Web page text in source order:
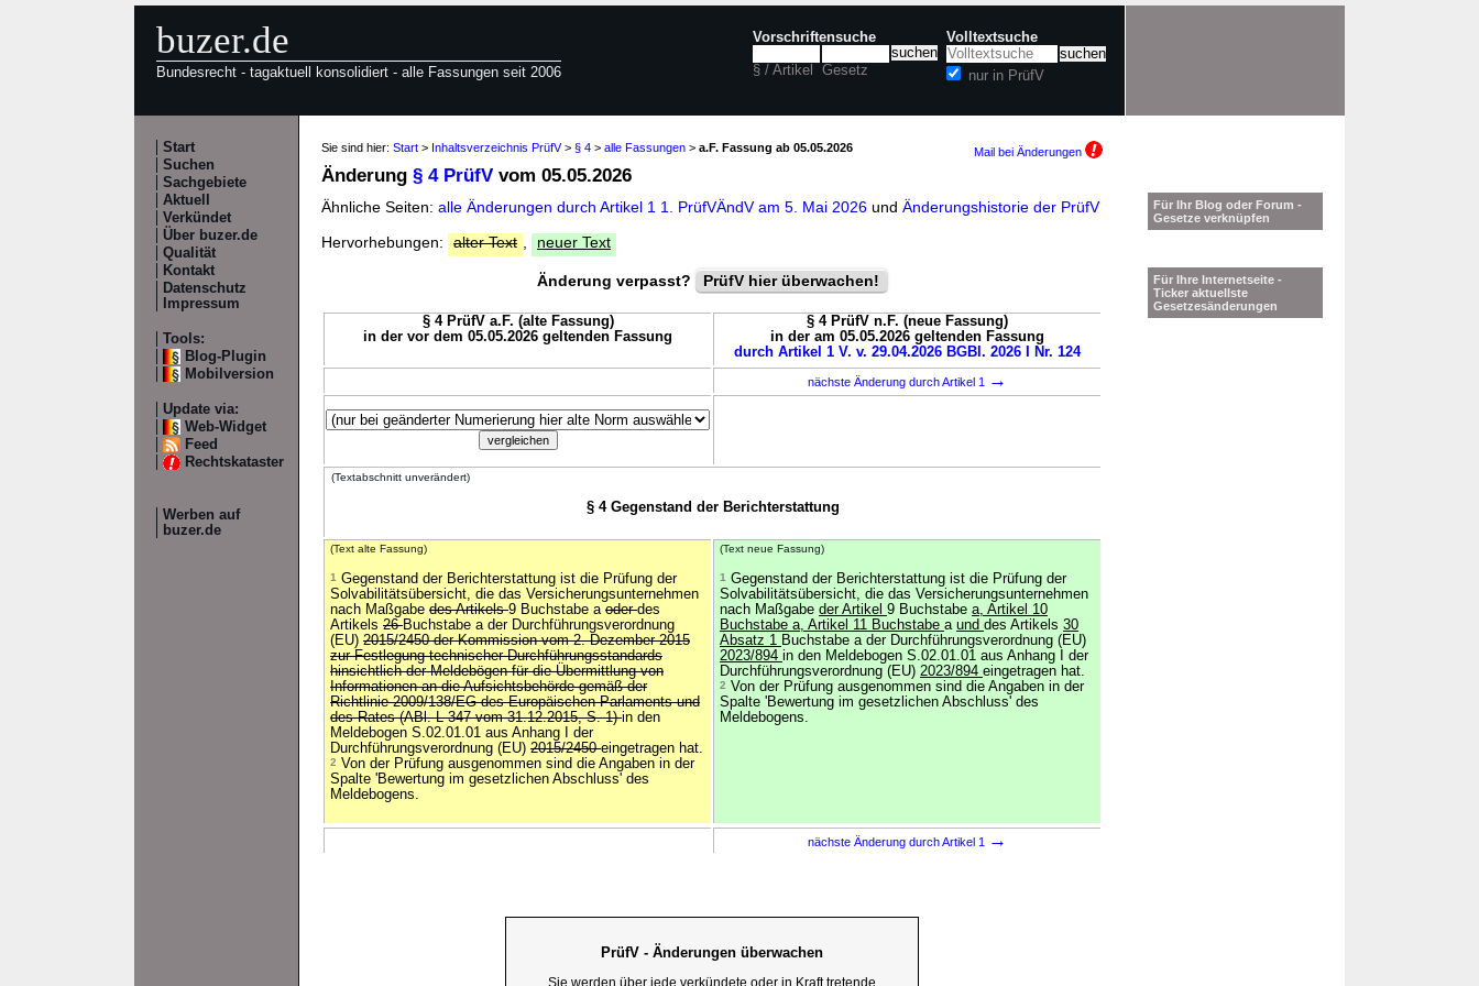
buzer.de
Bundesrecht - tagaktuell konsolidiert - alle Fassungen seit 2006
Vorschriftensuche
§ / Artikel Gesetz
Volltextsuche
nur in PrüfV
Start
Suchen
Sachgebiete
Aktuell
Verkündet
Über buzer.de
Qualität
Kontakt
Datenschutz
Impressum
Tools:
Blog-Plugin
Mobilversion
Update via:
Web-Widget
Feed
Rechtskataster
Werben auf
buzer.de
Sie sind hier: Start > Inhaltsverzeichnis PrüfV> § 4 > alle Fassungen > a.F. Fassung ab 05.05.2026 Mail bei Änderungen
Änderung § 4 PrüfV vom 05.05.2026
Ähnliche Seiten: alle Änderungen durch Artikel 1 1. PrüfVÄndV am 5. Mai 2026 und Änderungshistorie der PrüfV
Hervorhebungen:
alter Text neuer Text
Änderung verpasst? PrüfV hier überwachen!
§ 4 PrüfV a.F. (alte Fassung)
in der vor dem 05.05.2026 geltenden Fassung
§ 4 PrüfV n.F. (neue Fassung)
in der am 05.05.2026 geltenden Fassung
durch Artikel 1 V. v. 29.04.2026 BGBl. 2026 I Nr. 124
nächste Änderung durch Artikel 1 →
(Textabschnitt unverändert)
§ 4 Gegenstand der Berichterstattung
(Text alte Fassung)
1 Gegenstand der Berichterstattung ist die Prüfung der
Solvabilitätsübersicht, die das Versicherungsunternehmen
nach Maßgabe des Artikels9 Buchstabe a oderdes
Artikels 26Buchstabe a der Durchführungsverordnung
(EU) 2015/2450 der Kommission vom 2. Dezember 2015
zur Festlegung technischer Durchführungsstandards
hinsichtlich der Meldebögen für die Übermittlung von
Informationen an die Aufsichtsbehörde gemäß der
Richtlinie 2009/138/EG des Europäischen Parlaments und
des Rates (ABl. L 347 vom 31.12.2015, S. 1)in den
Meldebogen S.02.01.01 aus Anhang I der
Durchführungsverordnung (EU) 2015/2450eingetragen hat.
2 Von der Prüfung ausgenommen sind die Angaben in der
Spalte 'Bewertung im gesetzlichen Abschluss' des
Meldebogens.
(Text neue Fassung)
1 Gegenstand der Berichterstattung ist die Prüfung der
Solvabilitätsübersicht, die das Versicherungsunternehmen
nach Maßgabe der Artikel 9 Buchstabe a, Artikel 10
Buchstabe a, Artikel 11 Buchstabe a und des Artikels 30
Absatz 1 Buchstabe a der Durchführungsverordnung (EU)
2023/894 in den Meldebogen S.02.01.01 aus Anhang I der
Durchführungsverordnung (EU) 2023/894 eingetragen hat.
2 Von der Prüfung ausgenommen sind die Angaben in der
Spalte 'Bewertung im gesetzlichen Abschluss' des
Meldebogens.
nächste Änderung durch Artikel 1 →
PrüfV - Änderungen überwachen
Sie werden über jede verkündete oder in Kraft tretende
Für Ihr Blog oder Forum -
Gesetze verknüpfen
Für Ihre Internetseite -
Ticker aktuellste
Gesetzesänderungen